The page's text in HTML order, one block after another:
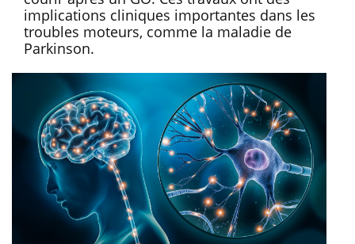
implications cliniques importantes dans les
troubles moteurs, comme la maladie de
Parkinson.